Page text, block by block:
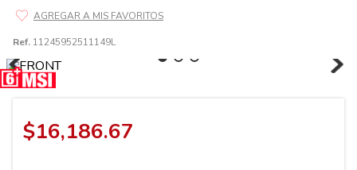
Ref. 11245952511149L
$16,186.67